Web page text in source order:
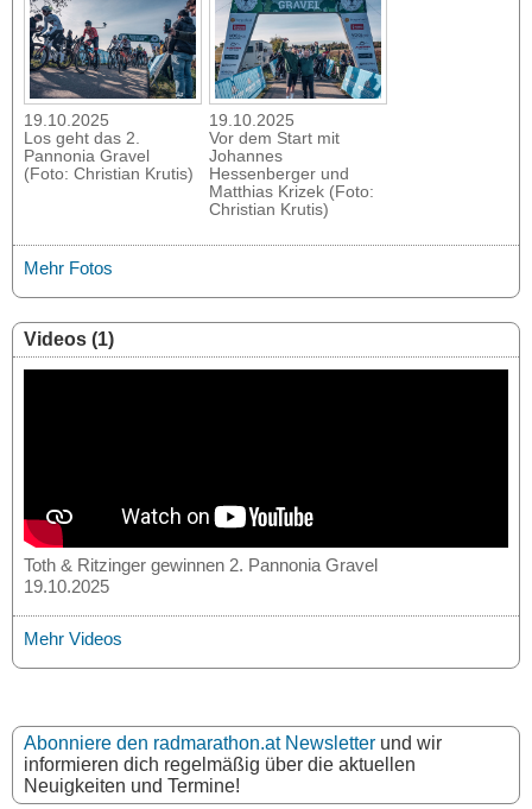
19.10.2025
Los geht das 2.
Pannonia Gravel
(Foto: Christian Krutis)
19.10.2025
Vor dem Start mit
Johannes
Hessenberger und
Matthias Krizek (Foto:
Christian Krutis)
Mehr Fotos
Videos (1)
Toth & Ritzinger gewinnen 2. Pannonia Gravel
19.10.2025
Mehr Videos
Abonniere den radmarathon.at Newsletter und wir
informieren dich regelmäßig über die aktuellen
Neuigkeiten und Termine!